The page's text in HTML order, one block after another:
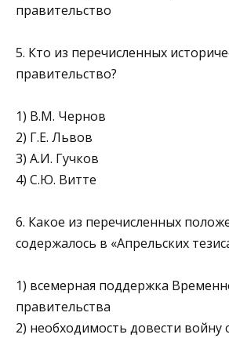
правительство
5. Кто из перечисленных
правительство?
1) В.М. Чернов
2) Г.Е. Львов
3) А.И. Гучков
4) С.Ю. Витте
6. Какое из перечисленных
содержалось в «Ап­рельских
1) всемерная поддержка
правительства
2) необходимость довести войну